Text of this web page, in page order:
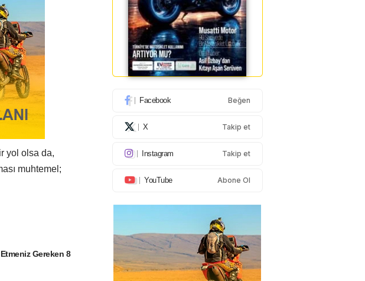
yol olsa da,
muhtemel;
Gereken 8
Facebook Beğen
X Takip et
Instagram Takip et
YouTube Abone Ol